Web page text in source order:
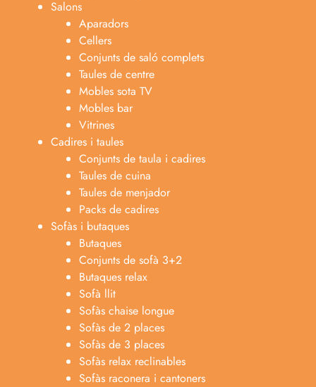
Salons
Aparadors
Cellers
Conjunts de saló complets
Taules de centre
Mobles sota TV
Mobles bar
Vitrines
Cadires i taules
Conjunts de taula i cadires
Taules de cuina
Taules de menjador
Packs de cadires
Sofàs i butaques
Butaques
Conjunts de sofà 3+2
Butaques relax
Sofà llit
Sofàs chaise longue
Sofàs de 2 places
Sofàs de 3 places
Sofàs relax reclinables
Sofàs raconera i cantoners